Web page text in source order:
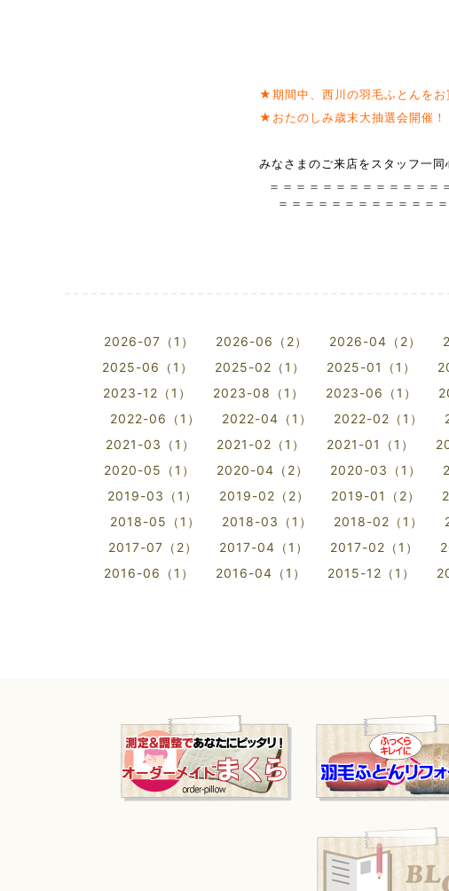
★期間中、西川の羽毛ふとんをお
★おたのしみ歳末大抽選会開催
みなさまのご来店をスタッフ一同
＝＝＝＝＝＝＝＝＝＝＝＝＝
＝＝＝＝＝＝＝＝＝＝＝＝
2026-07（1） 2026-06（2） 2026-04（2）
2025-06（1）
2025-02（1） 2025-01（1）
2023-12（1）
2023-08（1） 2023-06（1）
2022-06（1）
2022-04（1） 2022-02（1）
2021-03（1）
2021-02（1） 2021-01（1）
2020-05（1）
2020-04（2） 2020-03（1）
2019-03（1）
2019-02（2） 2019-01（2）
2018-05（1）
2018-03（1） 2018-02（1）
2017-07（2）
2017-04（1） 2017-02（1）
2016-06（1）
2016-04（1） 2015-12（1）